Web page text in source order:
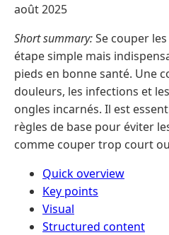
août 2025
Short summary:Se couper
étape simple mais
pieds en bonne santé. Une
douleurs, les infections et
ongles incarnés. Il est
règles de base pour éviter
comme couper trop court
Quick overview
Key points
Visual
Structured content